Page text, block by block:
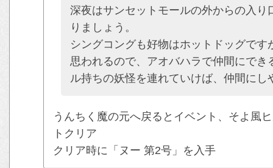
深夜はサンセットモールの外からの入
りましょう。
シングコングも好物はホットドッグで
思われるので、アオバハラで仲間にで
ル持ちの妖怪を連れていけば、仲間にし
うんちく魔の元へ戻るとイベント、そよ風
トクリア
クリア時に「ヌー 第2号」を入手